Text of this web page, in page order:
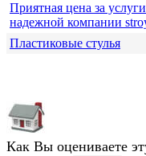
Приятная цена за
надежной компании
Пластиковые стулья
Как Вы оцениваете